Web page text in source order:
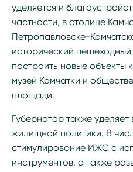
уделяется и
частности, в столице
Петропавловске-
исторический
построить новые объекты
музей Камчатки и
площади.
Губернатор также
жилищной политики. В
стимулирование ИЖС с
инструментов, а также